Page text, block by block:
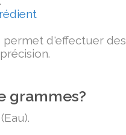
permet d'effectuer des
grammes?